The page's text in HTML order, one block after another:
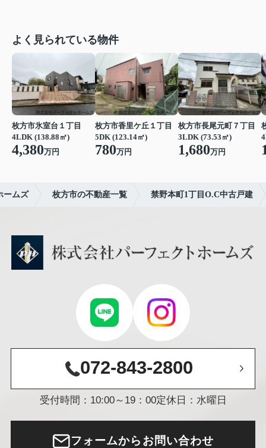
よく見られている物件
枚方市氷室台１丁目
4LDK (138.88㎡)
4,380万円
枚方市香里ケ丘１丁目
5DK (123.14㎡)
780万円
枚方市長尾元町７丁目
3LDK (73.53㎡)
1,680万円
ームズ 枚方市の不動産一覧 禁野本町1丁目O.C中古戸建
072-843-2800
受付時間：10:00～19：00定休日：水曜日
フォームからお問い合わせ